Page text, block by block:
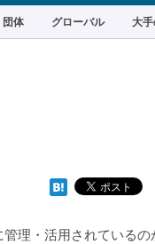
団体 グローバル 大手
理・活用されているの